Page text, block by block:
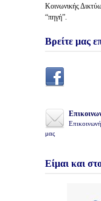
Κοινωνικής
“πηγή”.
Βρείτε μας
μας
Είμαι και